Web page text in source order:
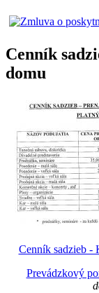
Cenník
domu
Cenník sadzieb -
Prevádzkový